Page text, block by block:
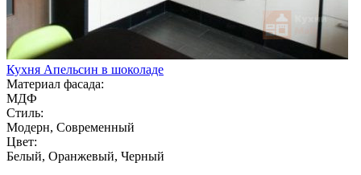
Кухня Апельсин в шоколаде
Материал фасада:
МДФ
Стиль:
Модерн, Современный
Цвет:
Белый, Оранжевый, Черный